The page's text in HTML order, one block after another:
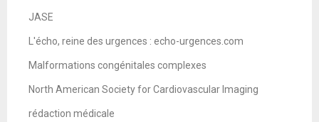
JASE
L'écho, reine des urgences : echo-urgences.com
Malformations congénitales complexes
North American Society for Cardiovascular Imaging
rédaction médicale